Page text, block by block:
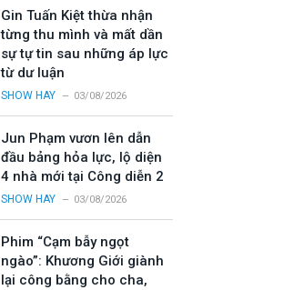
Gin Tuấn Kiệt thừa nhận
từng thu mình và mất dần
sự tự tin sau những áp lực
từ dư luận
SHOW HAY 03/08/2026
Jun Phạm vươn lên dẫn
đầu bảng hỏa lực, lộ diện
4 nhà mới tại Công diễn 2
SHOW HAY 03/08/2026
Phim “Cạm bẫy ngọt
ngào”: Khương Giới giành
lại công bằng cho cha,